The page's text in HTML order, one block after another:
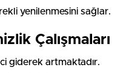
yenilenmesini sağlar.
Çalışmaları
giderek artmaktadır.